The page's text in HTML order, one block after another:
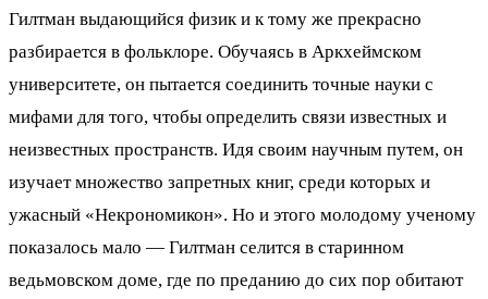
Гилтман выдающийся физик и к тому же прекрасно
разбирается в фольклоре. Обучаясь в Аркхеймском
университете, он пытается соединить точные науки с
мифами для того, чтобы определить связи известных и
неизвестных пространств. Идя своим научным путем, он
изучает множество запретных книг, среди которых и
ужасный «Некрономикон». Но и этого молодому ученому
показалось мало — Гилтман селится в старинном
ведьмовском доме, где по преданию до сих пор обитают